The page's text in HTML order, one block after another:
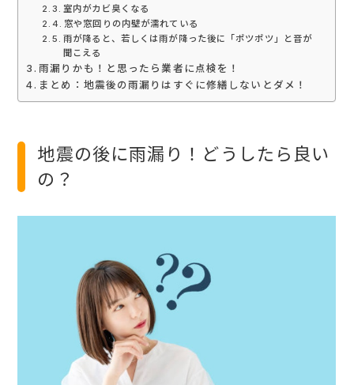
室内がカビ臭くなる
窓や窓回りの内壁が濡れている
雨が降ると、若しくは雨が降った後に「ポツポツ」と音が
聞こえる
雨漏りかも！と思ったら業者に点検を！
まとめ：地震後の雨漏りはすぐに修繕しないとダメ！
地震の後に雨漏り！どうしたら良い
の？